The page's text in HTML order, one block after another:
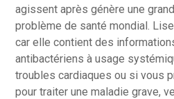
agissent après génère une
problème de santé mondial.
car elle contient des
antibactériens à usage
troubles cardiaques ou si vous
pour traiter une maladie grave,